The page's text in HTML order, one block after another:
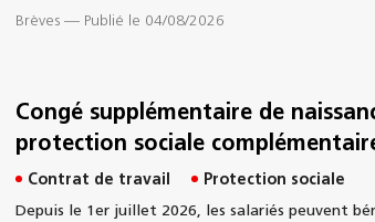
Brèves — Publié le 04/08/2026
Congé supplémentaire de
protection sociale
Contrat de travail
Protection sociale
Depuis le 1er juillet 2026, les salariés peuvent